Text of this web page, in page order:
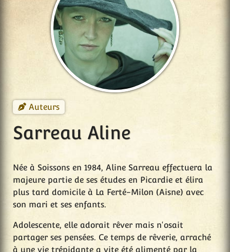
Auteurs
Sarreau Aline
Née à Soissons en 1984, Aline Sarreau effectuera la
majeure partie de ses études en Picardie et élira
plus tard domicile à La Ferté-Milon (Aisne) avec
son mari et ses enfants.
Adolescente, elle adorait rêver mais n'osait
partager ses pensées. Ce temps de rêverie, arraché
à une vie trépidante a vite été alimenté par la